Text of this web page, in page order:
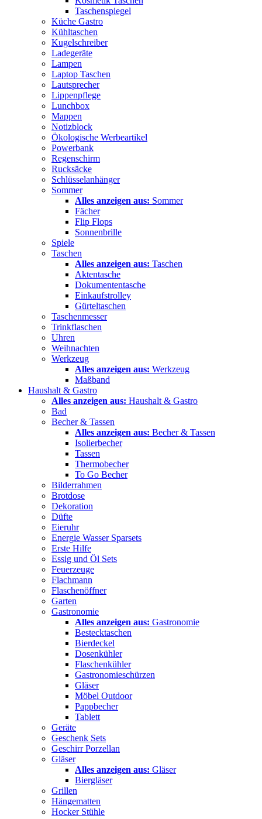
Taschenspiegel
Küche Gastro
Kühltaschen
Kugelschreiber
Ladegeräte
Lampen
Laptop Taschen
Lautsprecher
Lippenpflege
Lunchbox
Mappen
Notizblock
Ökologische Werbeartikel
Powerbank
Regenschirm
Rucksäcke
Schlüsselanhänger
Sommer
Alles anzeigen aus: Sommer
Fächer
Flip Flops
Sonnenbrille
Spiele
Taschen
Alles anzeigen aus: Taschen
Aktentasche
Dokumententasche
Einkaufstrolley
Gürteltaschen
Taschenmesser
Trinkflaschen
Uhren
Weihnachten
Werkzeug
Alles anzeigen aus: Werkzeug
Maßband
Haushalt & Gastro
Alles anzeigen aus: Haushalt & Gastro
Bad
Becher & Tassen
Alles anzeigen aus: Becher & Tassen
Isolierbecher
Tassen
Thermobecher
To Go Becher
Bilderrahmen
Brotdose
Dekoration
Düfte
Eieruhr
Energie Wasser Sparsets
Erste Hilfe
Essig und Öl Sets
Feuerzeuge
Flachmann
Flaschenöffner
Garten
Gastronomie
Alles anzeigen aus: Gastronomie
Bestecktaschen
Bierdeckel
Dosenkühler
Flaschenkühler
Gastronomieschürzen
Gläser
Möbel Outdoor
Pappbecher
Tablett
Geräte
Geschenk Sets
Geschirr Porzellan
Gläser
Alles anzeigen aus: Gläser
Biergläser
Grillen
Hängematten
Hocker Stühle